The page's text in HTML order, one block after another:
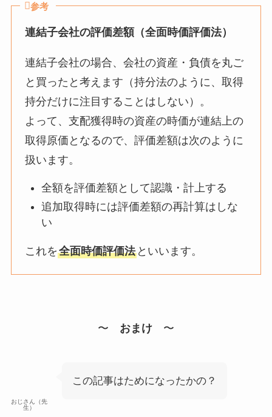
参考
連結子会社の評価差額（全面時価評価法）
連結子会社の場合、会社の資産・負債を丸ご
と買ったと考えます（持分法のように、取得
持分だけに注目することはしない）。
よって、支配獲得時の資産の時価が連結上の
取得原価となるので、評価差額は次のように
扱います。
全額を評価差額として認識・計上する
追加取得時には評価差額の再計算はしな
い
これを全面時価評価法 といいます。
〜 おまけ 〜
おじさん（先
生）
この記事はためになったかの？